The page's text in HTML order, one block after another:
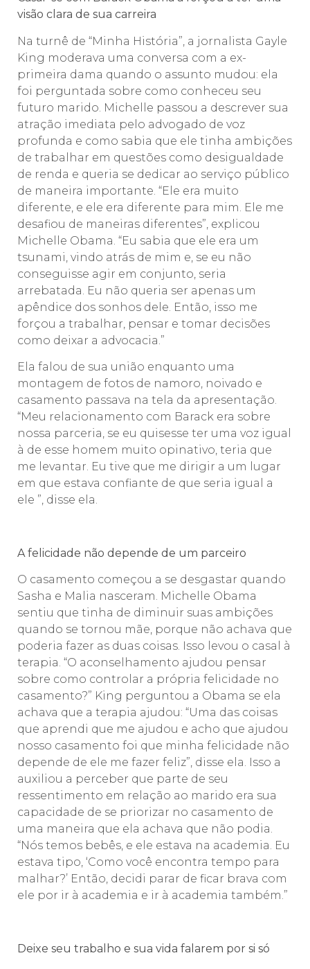
visão clara de sua carreira
Na turnê de “Minha História”, a jornalista Gayle
King moderava uma conversa com a ex-
primeira dama quando o assunto mudou: ela
foi perguntada sobre como conheceu seu
futuro marido. Michelle passou a descrever sua
atração imediata pelo advogado de voz
profunda e como sabia que ele tinha ambições
de trabalhar em questões como desigualdade
de renda e queria se dedicar ao serviço público
de maneira importante. “Ele era muito
diferente, e ele era diferente para mim. Ele me
desafiou de maneiras diferentes”, explicou
Michelle Obama. “Eu sabia que ele era um
tsunami, vindo atrás de mim e, se eu não
conseguisse agir em conjunto, seria
arrebatada. Eu não queria ser apenas um
apêndice dos sonhos dele. Então, isso me
forçou a trabalhar, pensar e tomar decisões
como deixar a advocacia.”
Ela falou de sua união enquanto uma
montagem de fotos de namoro, noivado e
casamento passava na tela da apresentação.
“Meu relacionamento com Barack era sobre
nossa parceria, se eu quisesse ter uma voz igual
à de esse homem muito opinativo, teria que
me levantar. Eu tive que me dirigir a um lugar
em que estava confiante de que seria igual a
ele ”, disse ela.
A felicidade não depende de um parceiro
O casamento começou a se desgastar quando
Sasha e Malia nasceram. Michelle Obama
sentiu que tinha de diminuir suas ambições
quando se tornou mãe, porque não achava que
poderia fazer as duas coisas. Isso levou o casal à
terapia. “O aconselhamento ajudou pensar
sobre como controlar a própria felicidade no
casamento?” King perguntou a Obama se ela
achava que a terapia ajudou: “Uma das coisas
que aprendi que me ajudou e acho que ajudou
nosso casamento foi que minha felicidade não
depende de ele me fazer feliz”, disse ela. Isso a
auxiliou a perceber que parte de seu
ressentimento em relação ao marido era sua
capacidade de se priorizar no casamento de
uma maneira que ela achava que não podia.
“Nós temos bebês, e ele estava na academia. Eu
estava tipo, ‘Como você encontra tempo para
malhar?’ Então, decidi parar de ficar brava com
ele por ir à academia e ir à academia também.”
Deixe seu trabalho e sua vida falarem por si só